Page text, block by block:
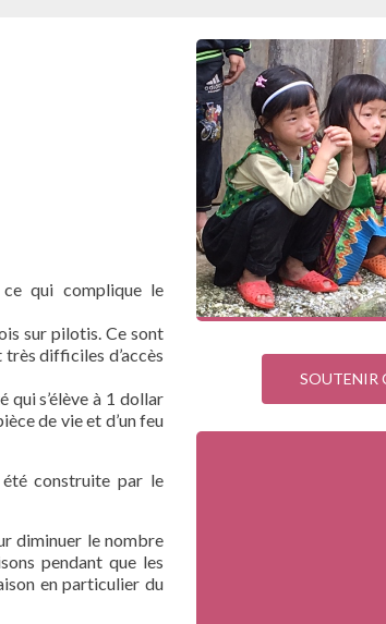
qui complique le
sur pilotis. Ce sont
difficiles d’accès
qui s’élève à 1 dollar
de vie et d’un feu
construite par le
diminuer le nombre
pendant que les
en particulier du
SOUTENIR